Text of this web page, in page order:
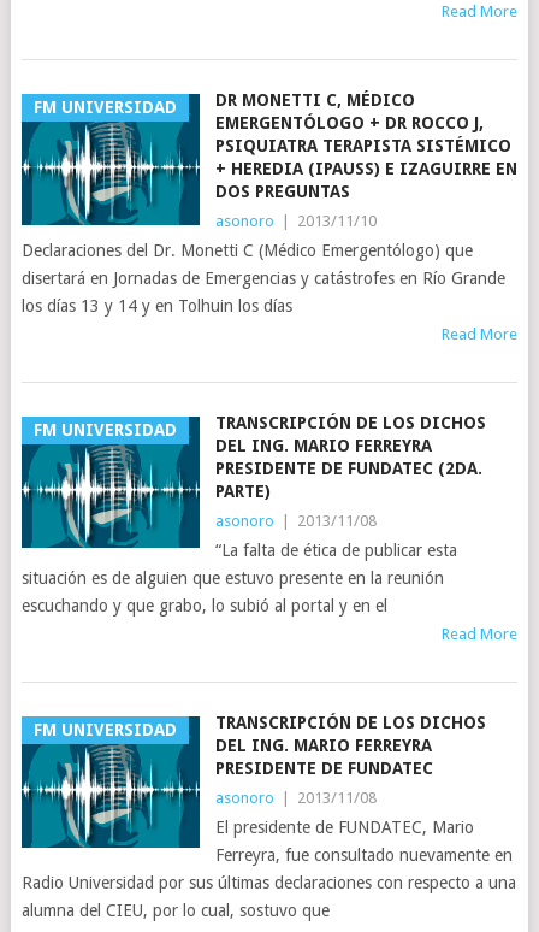
Read More
FM UNIVERSIDAD
DR MONETTI C, MÉDICO
EMERGENTÓLOGO + DR ROCCO J,
PSIQUIATRA TERAPISTA SISTÉMICO
+ HEREDIA (IPAUSS) E IZAGUIRRE EN
DOS PREGUNTAS
asonoro 2013/11/10
Declaraciones del Dr. Monetti C (Médico Emergentólogo) que
disertará en Jornadas de Emergencias y catástrofes en Río Grande
los días 13 y 14 y en Tolhuin los días
Read More
FM UNIVERSIDAD
TRANSCRIPCIÓN DE LOS DICHOS
DEL ING. MARIO FERREYRA
PRESIDENTE DE FUNDATEC (2DA.
PARTE)
asonoro 2013/11/08
“La falta de ética de publicar esta
situación es de alguien que estuvo presente en la reunión
escuchando y que grabo, lo subió al portal y en el
Read More
FM UNIVERSIDAD
TRANSCRIPCIÓN DE LOS DICHOS
DEL ING. MARIO FERREYRA
PRESIDENTE DE FUNDATEC
asonoro 2013/11/08
El presidente de FUNDATEC, Mario
Ferreyra, fue consultado nuevamente en
Radio Universidad por sus últimas declaraciones con respecto a una
alumna del CIEU, por lo cual, sostuvo que